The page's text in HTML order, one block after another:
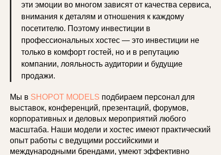
эти эмоции во многом зависят от качества сервиса,
внимания к деталям и отношения к каждому
посетителю. Поэтому инвестиции в
профессиональных хостес — это инвестиции не
только в комфорт гостей, но и в репутацию
компании, лояльность аудитории и будущие
продажи.
Мы в SHOPOT MODELS подбираем персонал для
выставок, конференций, презентаций, форумов,
корпоративных и деловых мероприятий любого
масштаба. Наши модели и хостес имеют практический
опыт работы с ведущими российскими и
международными брендами, умеют эффективно